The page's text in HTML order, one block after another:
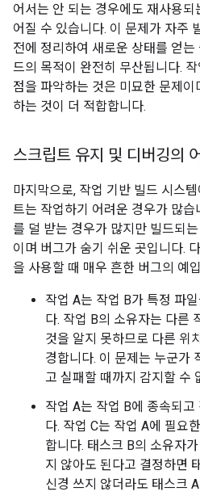
어서는 안 되는 경우에도 재사용되
어질 수 있습니다. 이 문제가 자주
전에 정리하여 새로운 상태를 얻
드의 목적이 완전히 무산됩니다.
점을 파악하는 것은 미묘한 문제이
하는 것이 더 적합합니다.
스크립트 유지 및 디버깅의
마지막으로, 작업 기반 빌드 시스
트는 작업하기 어려운 경우가 많
를 덜 받는 경우가 많지만 빌드되
이며 버그가 숨기 쉬운 곳입니다.
을 사용할 때 매우 흔한 버그의 예
작업 A는 작업 B가 특정 파
다. 작업 B의 소유자는 다른
것을 알지 못하므로 다른 위
경합니다. 이 문제는 누군가
고 실패할 때까지 감지할 수
작업 A는 작업 B에 종속되고
다. 작업 C는 작업 A에 필요
합니다. 태스크 B의 소유자
지 않아도 된다고 결정하면
신경 쓰지 않더라도 태스크